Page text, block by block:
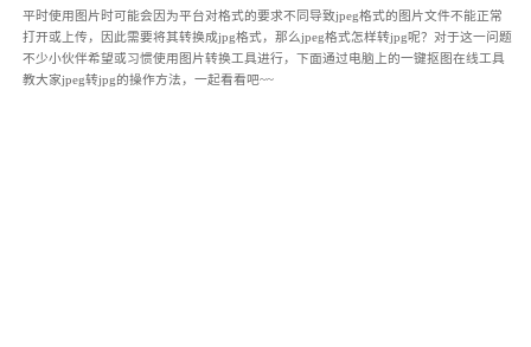
平时使用图片时可能会因为平台对格式的要求不同导致jpeg格式的图片文件不能正常
打开或上传，因此需要将其转换成jpg格式，那么jpeg格式怎样转jpg呢？对于这一问题
不少小伙伴希望或习惯使用图片转换工具进行，下面通过电脑上的一键抠图在线工具
教大家jpeg转jpg的操作方法，一起看看吧~~